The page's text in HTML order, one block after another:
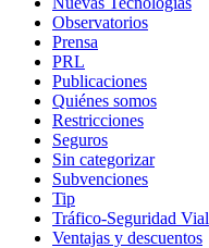
Observatorios
Prensa
PRL
Publicaciones
Quiénes somos
Restricciones
Seguros
Sin categorizar
Subvenciones
Tip
Tráfico-Seguridad Vial
Ventajas y descuentos